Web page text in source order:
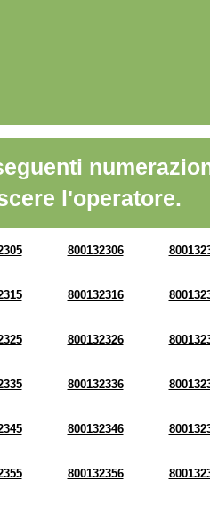
l'operatore.
800132306
800132316
800132326
800132336
800132346
800132356